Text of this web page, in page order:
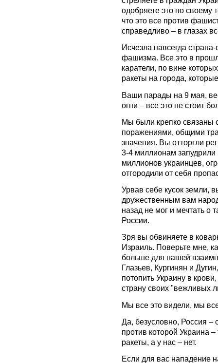
одобряете это по своему
что это все против
справедливо – в глазах
Исчезла навсегда
фашизма. Все это в
каратели, по вине
ракеты на города,
Ваши парады на 9 мая,
огни – все это не стоит
Мы были крепко
поражениями, общими
значения. Вы отторгли
3-4 миллионам
миллионов украинцев,
отгородили от себя
Урвав себе кусок земли,
дружественным вам
назад не мог и мечтать о
России.
Зря вы обвиняете в
Израиль. Поверьте мне,
больше для нашей
Глазьев, Кургинян и
потопить Украину в
страну своих "вежливых
Мы все это видели, мы
Да, безусловно, Россия
против которой Украина
ракеты, а у нас – нет.
Если для вас нападение